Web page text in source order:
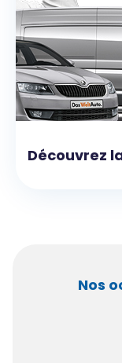
Découvrez
Nos